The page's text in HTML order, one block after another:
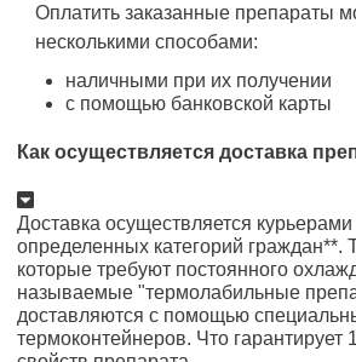
Оплатить заказанные препараты
несколькими способами:
наличными при их получении
с помощью банковской карты
Как осуществляется доставка
Доставка осуществляется
определенных категорий граждан**.
которые требуют постоянного
называемые "термолабильные
доставляются с помощью
термоконтейнеров. Что гарантирует